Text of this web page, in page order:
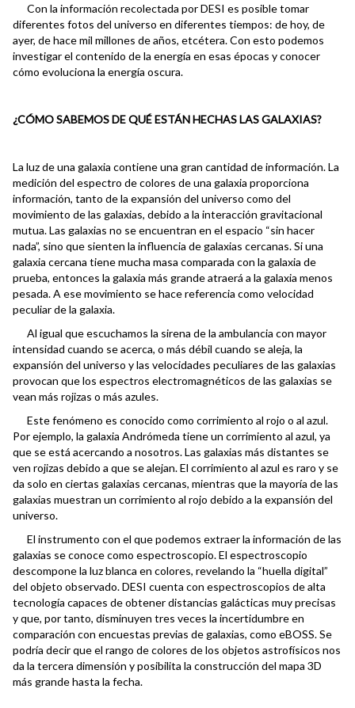
Con la información recolectada por DESI es posible tomar
diferentes fotos del universo en diferentes tiempos: de hoy, de
ayer, de hace mil millones de años, etcétera. Con esto podemos
investigar el contenido de la energía en esas épocas y conocer
cómo evoluciona la energía oscura.
¿CÓMO SABEMOS DE QUÉ ESTÁN HECHAS LAS GALAXIAS?
La luz de una galaxia contiene una gran cantidad de información. La
medición del espectro de colores de una galaxia proporciona
información, tanto de la expansión del universo como del
movimiento de las galaxias, debido a la interacción gravitacional
mutua. Las galaxias no se encuentran en el espacio “sin hacer
nada”, sino que sienten la influencia de galaxias cercanas. Si una
galaxia cercana tiene mucha masa comparada con la galaxia de
prueba, entonces la galaxia más grande atraerá a la galaxia menos
pesada. A ese movimiento se hace referencia como velocidad
peculiar de la galaxia.
Al igual que escuchamos la sirena de la ambulancia con mayor
intensidad cuando se acerca, o más débil cuando se aleja, la
expansión del universo y las velocidades peculiares de las galaxias
provocan que los espectros electromagnéticos de las galaxias se
vean más rojizas o más azules.
Este fenómeno es conocido como corrimiento al rojo o al azul.
Por ejemplo, la galaxia Andrómeda tiene un corrimiento al azul, ya
que se está acercando a nosotros. Las galaxias más distantes se
ven rojizas debido a que se alejan. El corrimiento al azul es raro y se
da solo en ciertas galaxias cercanas, mientras que la mayoría de las
galaxias muestran un corrimiento al rojo debido a la expansión del
universo.
El instrumento con el que podemos extraer la información de las
galaxias se conoce como espectroscopio. El espectroscopio
descompone la luz blanca en colores, revelando la “huella digital”
del objeto observado. DESI cuenta con espectroscopios de alta
tecnología capaces de obtener distancias galácticas muy precisas
y que, por tanto, disminuyen tres veces la incertidumbre en
comparación con encuestas previas de galaxias, como eBOSS. Se
podría decir que el rango de colores de los objetos astrofísicos nos
da la tercera dimensión y posibilita la construcción del mapa 3D
más grande hasta la fecha.